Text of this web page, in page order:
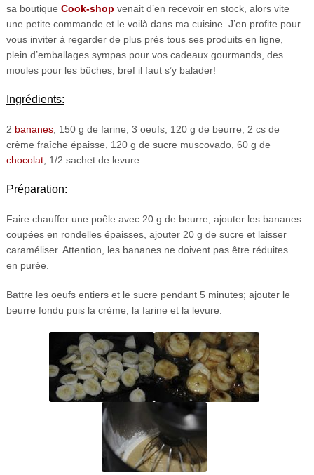
sa boutique Cook-shop venait d’en recevoir en stock, alors vite
une petite commande et le voilà dans ma cuisine. J’en profite pour
vous inviter à regarder de plus près tous ses produits en ligne,
plein d’emballages sympas pour vos cadeaux gourmands, des
moules pour les bûches, bref il faut s’y balader!
Ingrédients:
2 bananes, 150 g de farine, 3 oeufs, 120 g de beurre, 2 cs de
crème fraîche épaisse, 120 g de sucre muscovado, 60 g de
chocolat, 1/2 sachet de levure.
Préparation:
Faire chauffer une poêle avec 20 g de beurre; ajouter les bananes
coupées en rondelles épaisses, ajouter 20 g de sucre et laisser
caraméliser. Attention, les bananes ne doivent pas être réduites
en purée.
Battre les oeufs entiers et le sucre pendant 5 minutes; ajouter le
beurre fondu puis la crème, la farine et la levure.